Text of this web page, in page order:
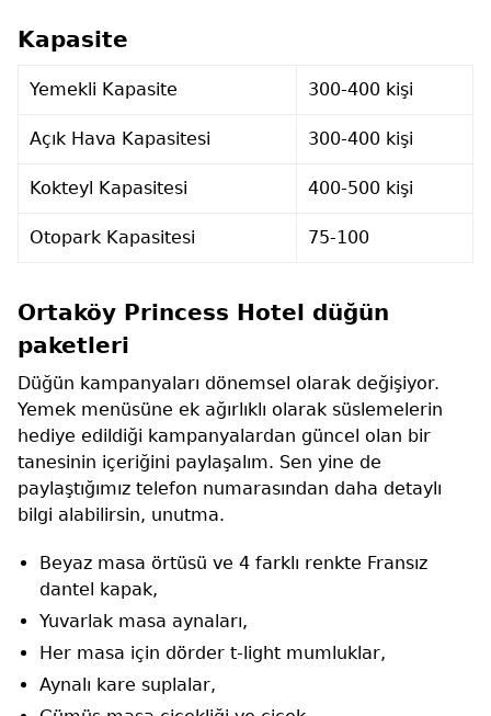
Kapasite
Yemekli Kapasite 300-400 kişi
Açık Hava Kapasitesi 300-400 kişi
Kokteyl Kapasitesi 400-500 kişi
Otopark Kapasitesi 75-100
Ortaköy Princess Hotel düğün
paketleri
Düğün kampanyaları dönemsel olarak değişiyor.
Yemek menüsüne ek ağırlıklı olarak süslemelerin
hediye edildiği kampanyalardan güncel olan bir
tanesinin içeriğini paylaşalım. Sen yine de
paylaştığımız telefon numarasından daha detaylı
bilgi alabilirsin, unutma.
Beyaz masa örtüsü ve 4 farklı renkte Fransız
dantel kapak,
Yuvarlak masa aynaları,
Her masa için dörder t-light mumluklar,
Aynalı kare suplalar,